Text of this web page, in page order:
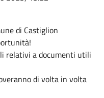
di Castiglion
relativi a documenti utili
di volta in volta